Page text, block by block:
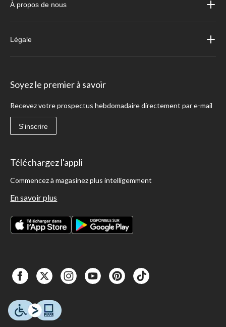
À propos de nous
Légale
Soyez le premier à savoir
Recevez votre prospectus hebdomadaire directement par e-mail
S'inscrire
Téléchargez l'appli
Commencez à magasinez plus intelligemment
En savoir plus